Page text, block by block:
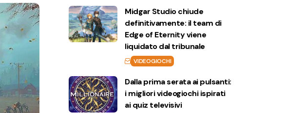
Midgar Studio chiude
definitivamente: il team di
Edge of Eternity viene
liquidato dal tribunale
VIDEOGIOCHI
Dalla prima serata ai pulsanti:
i migliori videogiochi ispirati
ai quiz televisivi